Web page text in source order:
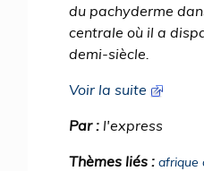
du pachyderme
centrale où il a
demi-siècle.
Voir la suite
Par : l'express
Thèmes liés : afrique